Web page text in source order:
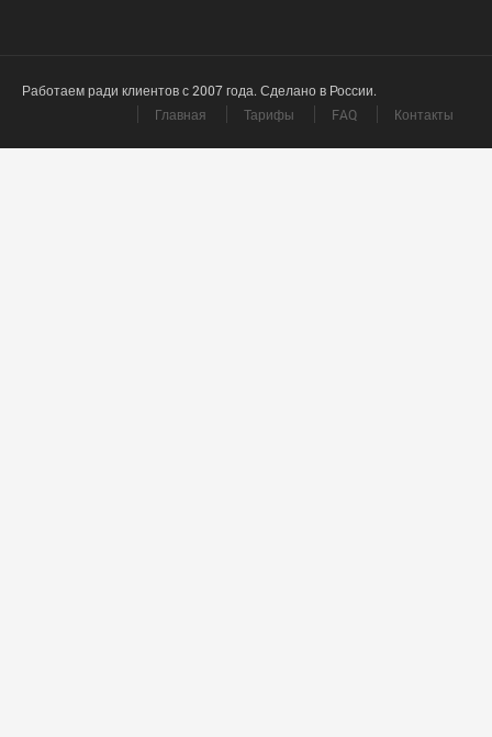
Работаем ради клиентов с 2007 года. Сделано в России.
Главная
Тарифы FAQ Контакты